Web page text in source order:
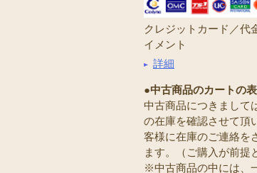
クレジットカード／代
イメント
詳細
●中古商品のカートの
中古商品につきまして
の在庫を確認させて頂
客様に在庫のご連絡を
ます。（ご購入が前提
※中古商品の中には、